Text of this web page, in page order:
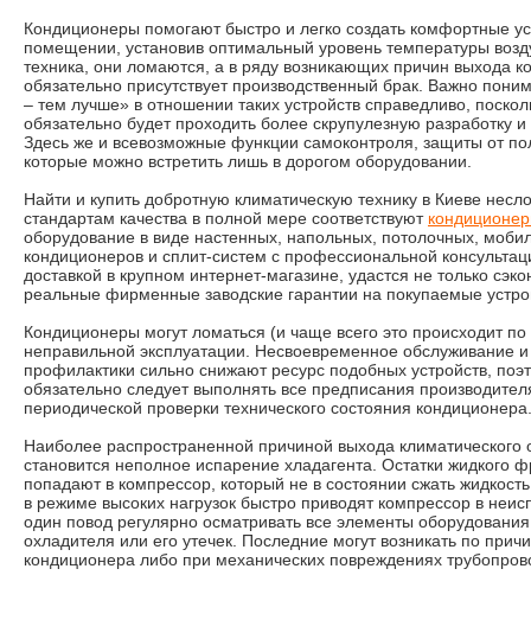
Кондиционеры помогают быстро и легко создать комфортные
помещении, установив оптимальный уровень температуры
техника, они ломаются, а в ряду возникающих причин выхода
обязательно присутствует производственный брак. Важно
– тем лучше» в отношении таких устройств справедливо,
обязательно будет проходить более скрупулезную разработку
Здесь же и всевозможные функции самоконтроля, защиты от
которые можно встретить лишь в дорогом оборудовании.
Найти и купить добротную климатическую технику в Киеве
стандартам качества в полной мере соответствуют
оборудование в виде настенных, напольных, потолочных,
кондиционеров и сплит-систем с профессиональной
доставкой в крупном интернет-магазине, удастся не только
реальные фирменные заводские гарантии на покупаемые
Кондиционеры могут ломаться (и чаще всего это происходит
неправильной эксплуатации. Несвоевременное обслуживание и
профилактики сильно снижают ресурс подобных устройств,
обязательно следует выполнять все предписания
периодической проверки технического состояния кондиционера.
Наиболее распространенной причиной выхода климатического
становится неполное испарение хладагента. Остатки жидкого
попадают в компрессор, который не в состоянии сжать
в режиме высоких нагрузок быстро приводят компрессор в
один повод регулярно осматривать все элементы
охладителя или его утечек. Последние могут возникать по
кондиционера либо при механических повреждениях